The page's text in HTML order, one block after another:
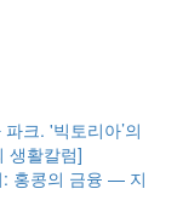
크. '빅토리아’의
생활칼럼]
: 홍콩의 금융 — 지